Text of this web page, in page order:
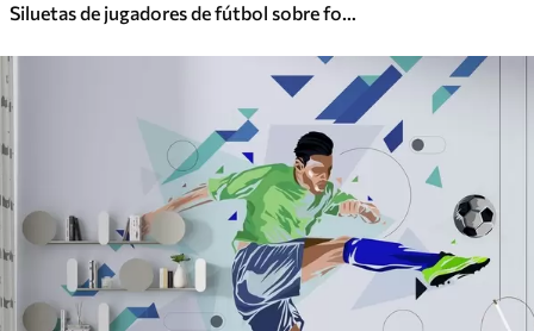
Siluetas de jugadores de fútbol sobre fondo abstracto